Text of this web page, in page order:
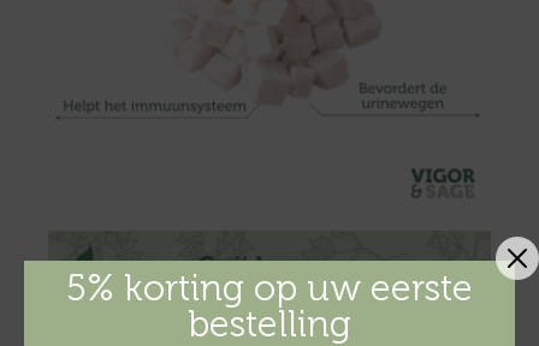
5% korting op uw eerste
bestelling